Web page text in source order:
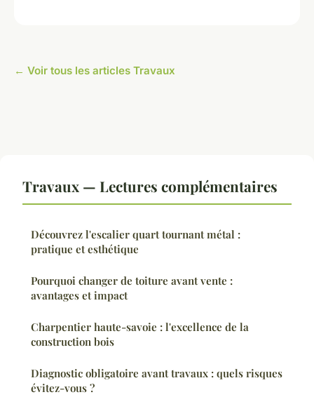
← Voir tous les articles Travaux
Travaux — Lectures complémentaires
Découvrez l'escalier quart tournant métal :
pratique et esthétique
Pourquoi changer de toiture avant vente :
avantages et impact
Charpentier haute-savoie : l'excellence de la
construction bois
Diagnostic obligatoire avant travaux : quels risques
évitez-vous ?